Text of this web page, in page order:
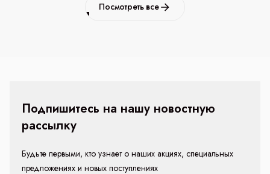
Посмотреть все
Подпишитесь на нашу новостную
рассылку
Будьте первыми, кто узнает о наших акциях, специальных
предложениях и новых поступлениях